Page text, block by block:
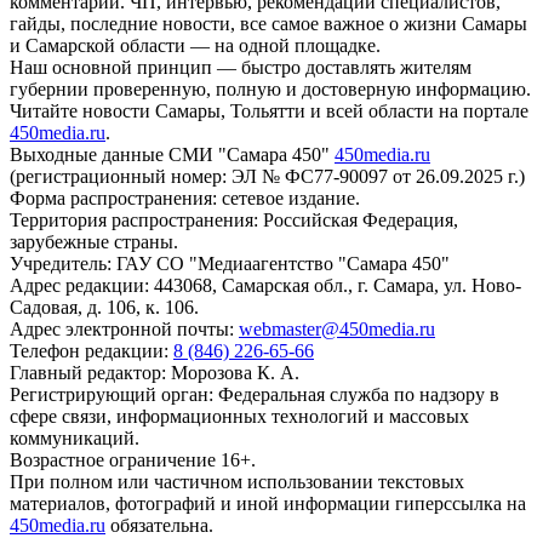
гайды, последние новости, все самое важное о жизни Самары
и Самарской области — на одной площадке.
Наш основной принцип — быстро доставлять жителям
губернии проверенную, полную и достоверную информацию.
Читайте новости Самары, Тольятти и всей области на портале
450media.ru.
Выходные данные СМИ "Самара 450" 450media.ru
(регистрационный номер: ЭЛ № ФС77-90097 от 26.09.2025 г.)
Форма распространения: сетевое издание.
Территория распространения: Российская Федерация,
зарубежные страны.
Учредитель: ГАУ СО "Медиаагентство "Самара 450"
Адрес редакции: 443068, Самарская обл., г. Самара, ул. Ново-
Садовая, д. 106, к. 106.
Адрес электронной почты: webmaster@450media.ru
Телефон редакции: 8 (846) 226-65-66
Главный редактор: Морозова К. А.
Регистрирующий орган: Федеральная служба по надзору в
сфере связи, информационных технологий и массовых
коммуникаций.
Возрастное ограничение 16+.
При полном или частичном использовании текстовых
материалов, фотографий и иной информации гиперссылка на
450media.ru обязательна.